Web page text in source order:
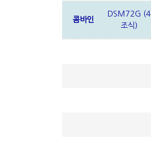
콤바인
DSM72G (4
조식)